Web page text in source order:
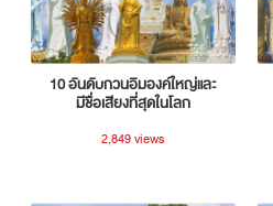
10 อันดับกวนอิมองค์ใหญ่และ
มีชื่อเสียงที่สุดในโลก
2,849 views